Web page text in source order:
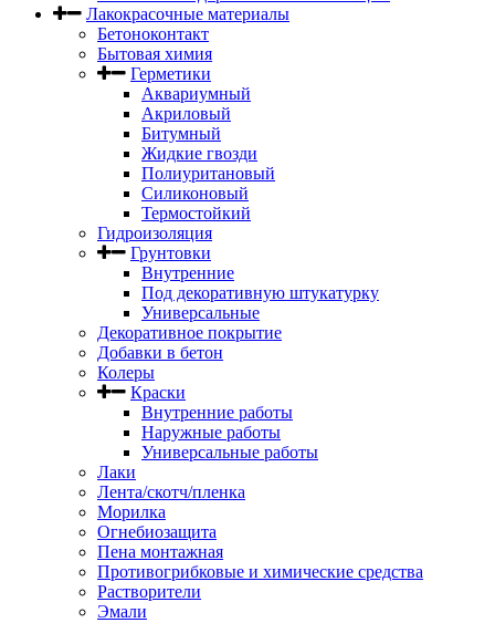
Лакокрасочные материалы
Бетоноконтакт
Бытовая химия
Герметики
Аквариумный
Акриловый
Битумный
Жидкие гвозди
Полиуритановый
Силиконовый
Термостойкий
Гидроизоляция
Грунтовки
Внутренние
Под декоративную штукатурку
Универсальные
Декоративное покрытие
Добавки в бетон
Колеры
Краски
Внутренние работы
Наружные работы
Универсальные работы
Лаки
Лента/скотч/пленка
Морилка
Огнебиозащита
Пена монтажная
Противогрибковые и химические средства
Растворители
Эмали